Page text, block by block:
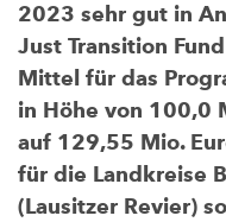
2023 sehr gut in
Just Transition
Mittel für das
in Höhe von 100,0
auf 129,55 Mio.
für die Landkreise
(Lausitzer Revier)